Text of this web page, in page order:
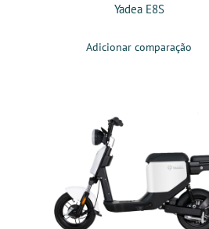
Yadea E8S
Adicionar comparação